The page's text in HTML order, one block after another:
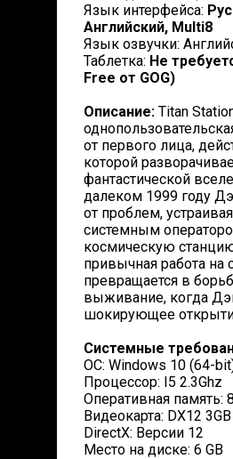
Язык интерфейса:
Английский, Multi8
Язык озвучки:
Таблетка: Не
Free от GOG)
Описание: Titan
от первого лица,
которой
фантастической
далеком 1999 году
от проблем,
системным
космическую
привычная работа на
превращается в
выживание, когда
шокирующее
Системные
ОС: Windows 10 (64-
Процессор: I5 2.3Ghz
Оперативная память:
Видеокарта: DX12
DirectX: Версии 12
Место на диске: 6 GB